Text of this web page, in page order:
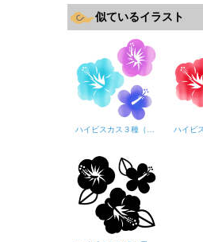
似ているイラスト